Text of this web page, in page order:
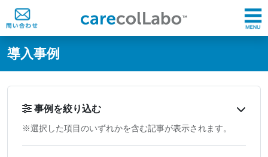
@ -0,0 +1,60 @@
導入事例
事例を絞り込む
※選択した項目のいずれかを含む記事が表示されます。